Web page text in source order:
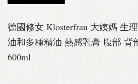
德國修女 Klosterfrau 大姨媽 生
油和多種精油 熱感乳膏 腹部 背
600ml